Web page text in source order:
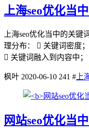
上海seo优化当
上海seo优化当中的关
理分布：  关键词密度
 关键词融入到内容中
枫叶 2020-06-10 241 # 上
网站seo优化当